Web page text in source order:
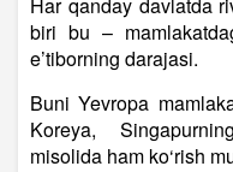
Har qanday davlatda
biri bu –
e’tiborning darajasi.
Buni Yevropa
Koreya,
misolida ham ko‘rish